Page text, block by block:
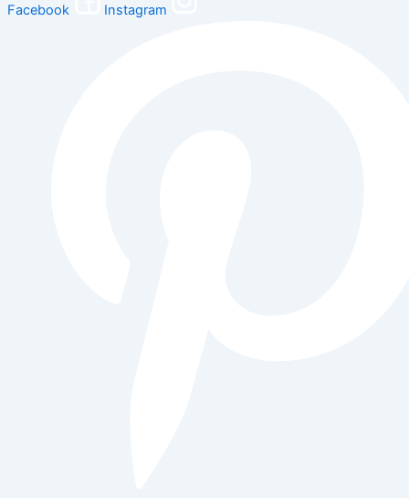
Facebook Instagram